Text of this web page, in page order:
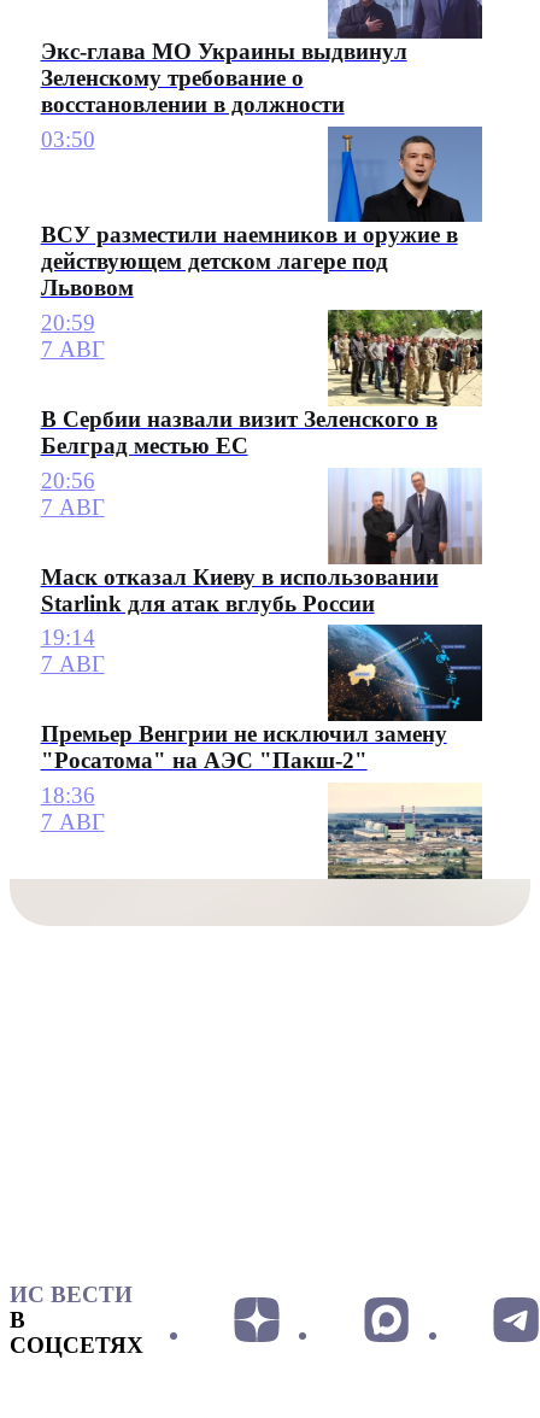
Экс-глава МО Украины выдвинул
Зеленскому требование о
восстановлении в должности
03:50
ВСУ разместили наемников и оружие в
действующем детском лагере под
Львовом
20:59
7 АВГ
В Сербии назвали визит Зеленского в
Белград местью ЕС
20:56
7 АВГ
Маск отказал Киеву в использовании
Starlink для атак вглубь России
19:14
7 АВГ
Премьер Венгрии не исключил замену
"Росатома" на АЭС "Пакш-2"
18:36
7 АВГ
ИС ВЕСТИ
В
СОЦСЕТЯХ